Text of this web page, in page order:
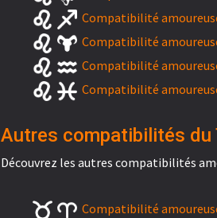
Compatibilité
Compatibilité
Compatibilité
Compatibilité
Autres compatibilités du
Découvrez les autres compatibilités
Compatibilité